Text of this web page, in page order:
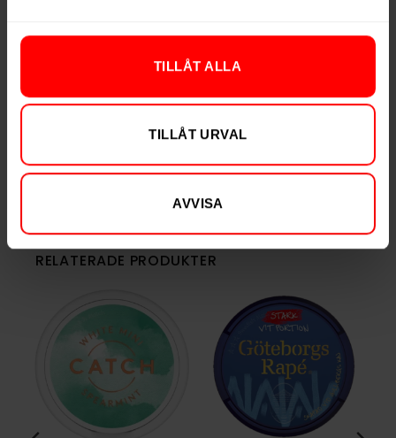
TILLÅT ALLA
TILLÅT URVAL
AVVISA
Vikt per dosa
24
Vikt per portion
0,8 g
Knox
Tillverkare
Skruf Snus
RELATERADE PRODUKTER